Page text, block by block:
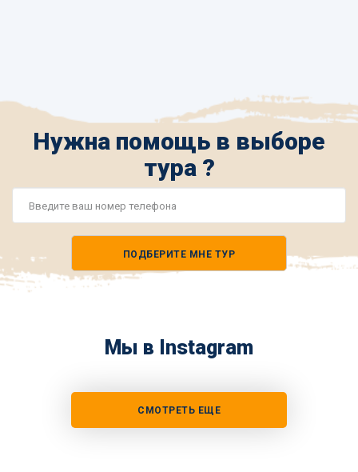
Нужна помощь в выборе
тура ?
ПОДБЕРИТЕ МНЕ ТУР
Мы в Instagram
СМОТРЕТЬ ЕЩЕ